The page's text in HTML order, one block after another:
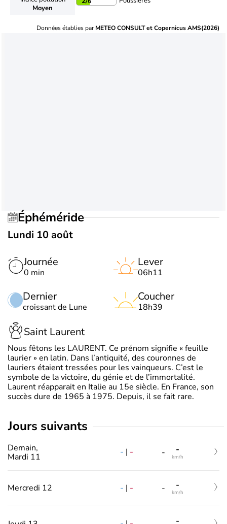
Moyen
Données établies parMETEO CONSULT et Copernicus AMS(2026)
Éphéméride
Lundi 10 août
Journée
0 min
Dernier
croissant de Lune
Lever
06h11
Coucher
18h39
Saint Laurent
Nous fêtons les LAURENT. Ce prénom signifie « feuille
laurier » en latin. Dans l’antiquité, des couronnes de
lauriers étaient tressées pour les vainqueurs. C’est le
symbole de la victoire, du génie et de l’immortalité.
Laurent réapparait en Italie au 15e siècle. En France, son
succès dure de 1965 à 1975. Depuis, il se fait rare.
jours suivants
Demain,
Mardi 11
- | - - -
km/h
Mercredi 12 - | - - -
km/h
-